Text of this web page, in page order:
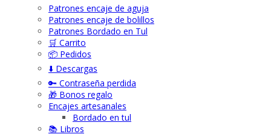
Patrones encaje de aguja
Patrones encaje de bolillos
Patrones Bordado en Tul
🛒 Carrito
📦 Pedidos
⬇️ Descargas
🔑 Contraseña perdida
🎁 Bonos regalo
Encajes artesanales
Bordado en tul
📚 Libros